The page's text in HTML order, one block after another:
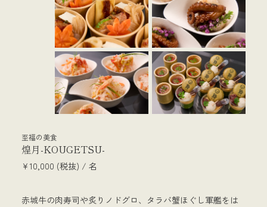
至福の美食
煌月-KOUGETSU-
¥10,000 (税抜) / 名
赤城牛の肉寿司や炙りノドグロ、タラバ蟹ほぐし軍艦をは